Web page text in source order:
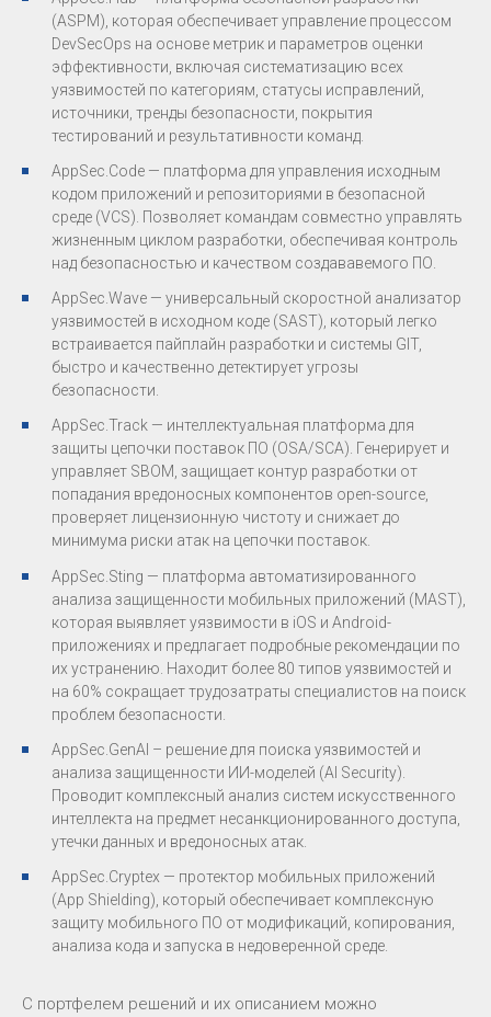
(ASPM), которая обеспечивает управление процессом
DevSecOps на основе метрик и параметров оценки
эффективности, включая систематизацию всех
уязвимостей по категориям, статусы исправлений,
источники, тренды безопасности, покрытия
тестирований и результативности команд.
AppSec.Code — платформа для управления исходным
кодом приложений и репозиториями в безопасной
среде (VCS). Позволяет командам совместно управлять
жизненным циклом разработки, обеспечивая контроль
над безопасностью и качеством создававемого ПО.
AppSec.Wave — универсальный скоростной анализатор
уязвимостей в исходном коде (SAST), который легко
встраивается пайплайн разработки и системы GIT,
быстро и качественно детектирует угрозы
безопасности.
AppSec.Track — интеллектуальная платформа для
защиты цепочки поставок ПО (OSA/SCA). Генерирует и
управляет SBOM, защищает контур разработки от
попадания вредоносных компонентов open-source,
проверяет лицензионную чистоту и снижает до
минимума риски атак на цепочки поставок.
AppSec.Sting — платформа автоматизированного
анализа защищенности мобильных приложений (MAST),
которая выявляет уязвимости в iOS и Android-
приложениях и предлагает подробные рекомендации по
их устранению. Находит более 80 типов уязвимостей и
на 60% сокращает трудозатраты специалистов на поиск
проблем безопасности.
AppSec.GenAI – решение для поиска уязвимостей и
анализа защищенности ИИ-моделей (AI Security).
Проводит комплексный анализ систем искусственного
интеллекта на предмет несанкционированного доступа,
утечки данных и вредоносных атак.
AppSec.Cryptex — протектор мобильных приложений
(App Shielding), который обеспечивает комплексную
защиту мобильного ПО от модификаций, копирования,
анализа кода и запуска в недоверенной среде.
С портфелем решений и их описанием можно